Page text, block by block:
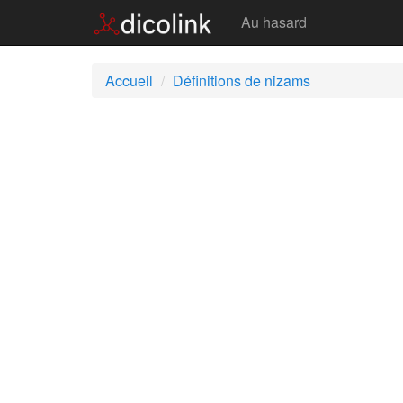
Au hasard
Accueil Définitions de nizams
Nizams